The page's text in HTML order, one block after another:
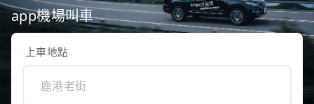
app機場叫車
上車地點